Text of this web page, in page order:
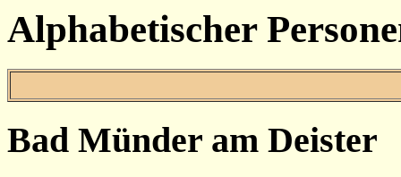
Alphabetischer
Bad Münder am Deister